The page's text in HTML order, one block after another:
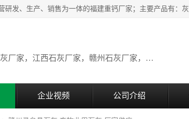
广东石灰厂家，福建石灰厂家，江西石灰厂家，赣州石灰厂家，东莞石灰厂家
企业视频 公司介绍